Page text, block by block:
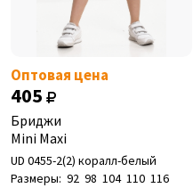
Оптовая цена
405
Бриджи
Mini Maxi
UD 0455-2(2) коралл-белый
Размеры: 92 98 104 110 116